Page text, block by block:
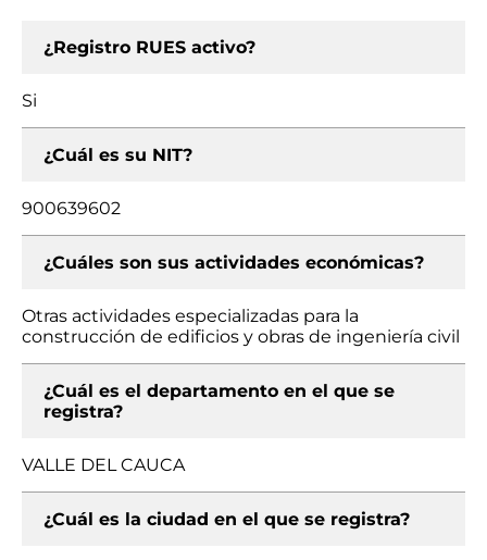
¿Registro RUES activo?
Si
¿Cuál es su NIT?
900639602
¿Cuáles son sus actividades económicas?
Otras actividades especializadas para la
construcción de edificios y obras de ingeniería civil
¿Cuál es el departamento en el que se
registra?
VALLE DEL CAUCA
¿Cuál es la ciudad en el que se registra?